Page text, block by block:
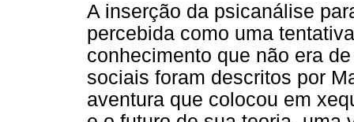
A inserção da psicanálise
percebida como uma
conhecimento que não era
sociais foram descritos por
aventura que colocou em